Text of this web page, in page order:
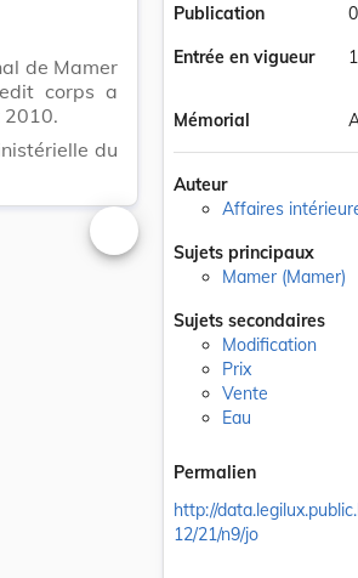
de Mamer
corps a
du
Changer la taille du texte
Publication
Entrée en vigueur
Mémorial
Auteur
Affaires
Sujets principaux
Mamer (Mamer)
Sujets secondaires
Modification
Prix
Vente
Eau
Permalien
http://
12/21/n9/jo